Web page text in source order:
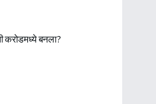
करोडमध्ये बनला?